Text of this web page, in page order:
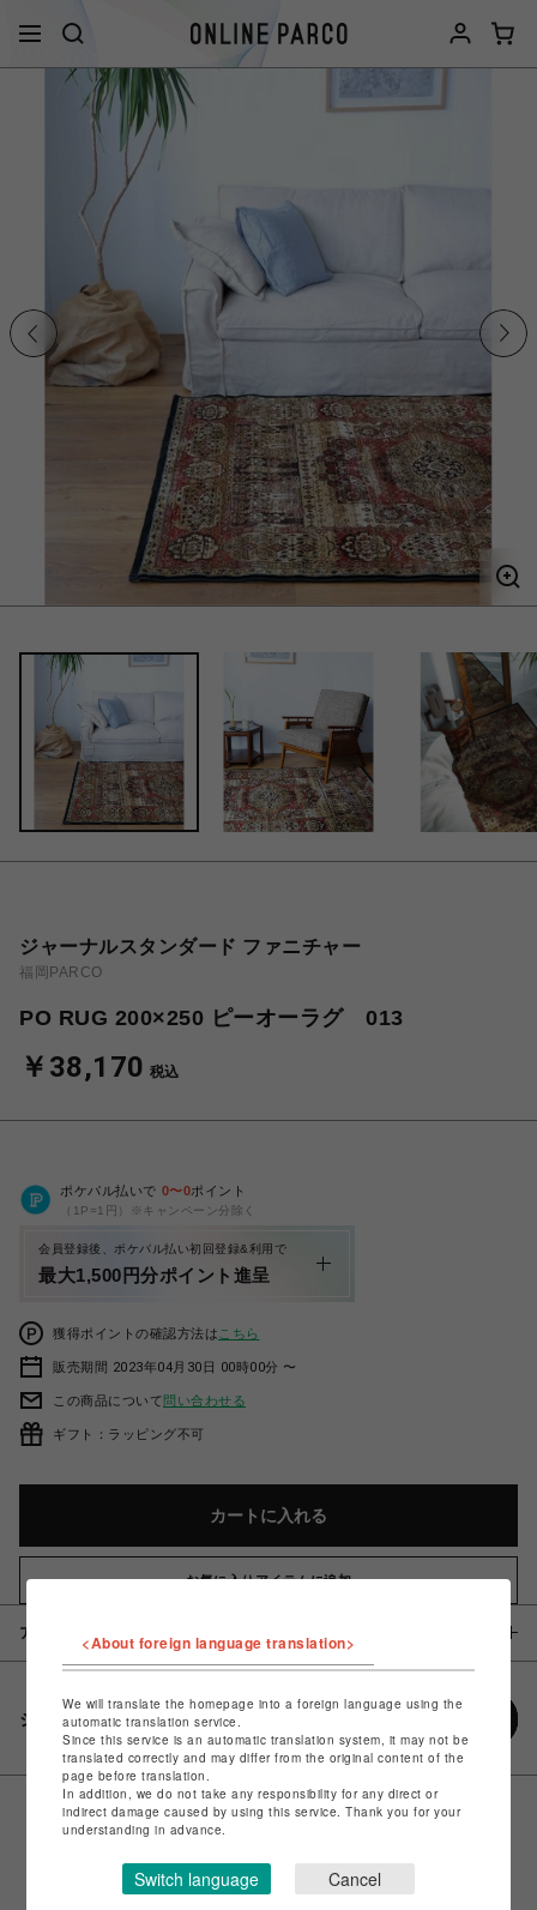
ジャーナルスタンダード ファニチャー
福岡PARCO
PO RUG 200×250 ピーオーラグ 013
￥38,170 税込
ポケパル払いで 0〜0ポイント
（1P=1円）※キャンペーン分除く
会員登録後、ポケパル払い初回登録&利用で
最大1,500円分ポイント進呈
獲得ポイントの確認方法は こちら
販売期間 2023年04月30日 00時00分 〜
この商品について問い合わせる
ギフト：ラッピング不可
カートに入れる
お気に入りアイテムに追加
アイテム説明 / 素材
シェアする
<About foreign language translation>
We will translate the homepage into a foreign language using the
automatic translation service.
Since this service is an automatic translation system, it may not be
translated correctly and may differ from the original content of the
page before translation.
In addition, we do not take any responsibility for any direct or
indirect damage caused by using this service. Thank you for your
understanding in advance.
Switch language Cancel